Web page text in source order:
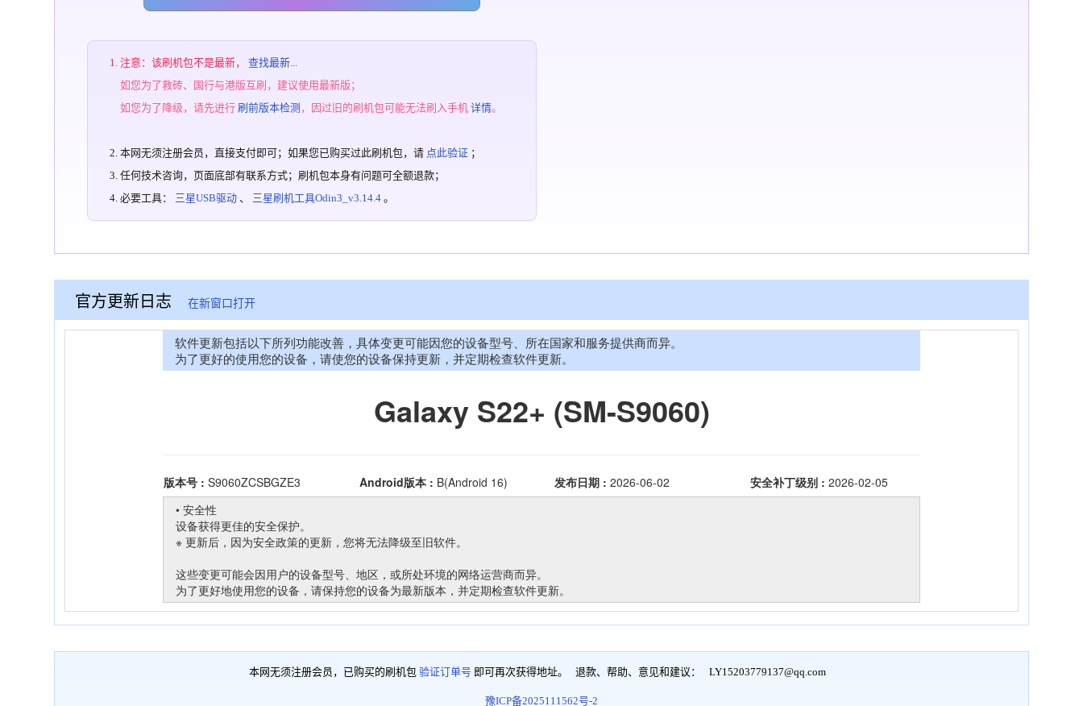
注意：该刷机包不是最新，查找最新...
如您为了救砖、国行与港版互刷，建议使用最新版；
如您为了降级，请先进行 刷前版本检测 ，因过旧的刷机包可能无法刷入手机详情。
本网无须注册会员，直接支付即可；如果您已购买过此刷机包，请 点此验证 ；
任何技术咨询，页面底部有联系方式；刷机包本身有问题可全额退款；
必要工具： 三星USB驱动 、 三星刷机工具Odin3_v3.14.4 。
官方更新日志在新窗口打开
本网无须注册会员，已购买的刷机包 验证订单号 即可再次获得地址。 退款、帮助、意见和建议： LY15203779137@qq.com
豫ICP备2025111562号-2